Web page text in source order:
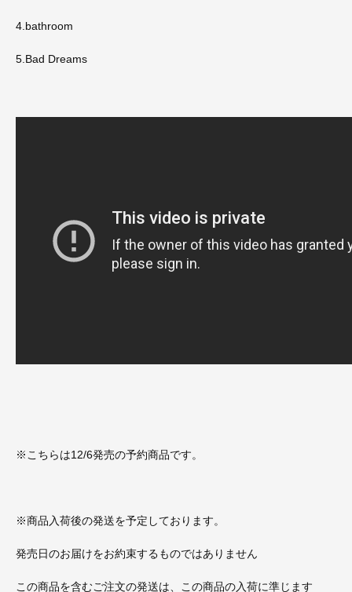
4.bathroom
5.Bad Dreams
※こちらは12/6発売の予約商品です。
※商品入荷後の発送を予定しております。
発売日のお届けをお約束するものではありません
この商品を含むご注文の発送は、この商品の入荷に準じます